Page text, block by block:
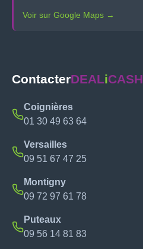
Voir sur Google Maps →
ContacterDEALiCASH
Coignières
01 30 49 63 64
Versailles
09 51 67 47 25
Montigny
09 72 97 61 78
Puteaux
09 56 14 81 83